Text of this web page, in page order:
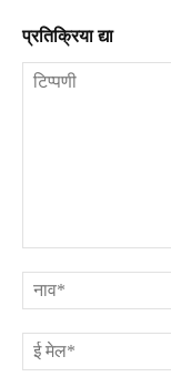
प्रतिक्रिया द्या